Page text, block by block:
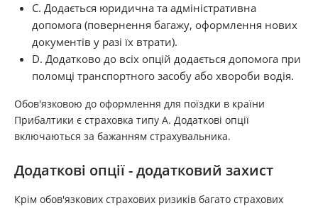
С. Додається юридична та адміністративна
допомога (повернення багажу, оформлення нових
документів у разі їх втрати).
D. Додатково до всіх опцій додається допомога при
поломці транспортного засобу або хвороби водія.
Обов'язковою до оформлення для поїздки в країни
Прибалтики є страховка типу А. Додаткові опції
включаються за бажанням страхувальника.
Додаткові опції - додатковий захист
Крім обов'язкових страхових ризиків багато страхових